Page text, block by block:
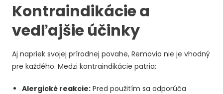
Kontraindikácie a
vedľajšie účinky
Aj napriek svojej prírodnej povahe, Removio nie je vhodný
pre každého. Medzi kontraindikácie patria:
Alergické reakcie: Pred použitím sa odporúča